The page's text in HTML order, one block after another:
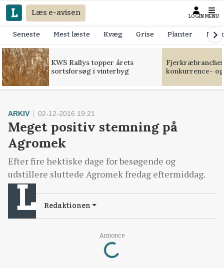
Læs e-avisen LOGIN MENU
Seneste Mest læste Kvæg Grise Planter
KWS Rallys topper årets
sortsforsøg i vinterbyg
konkurrence-
Annonce
Loading...
ARKIV 02-12-2016 19:21
Meget positiv stemning på
Agromek
Efter fire hektiske dage for besøgende og
udstillere sluttede Agromek fredag eftermiddag.
Redaktionen